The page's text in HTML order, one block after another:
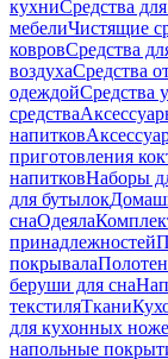
кухниСредства
мебелиЧистящие
ковровСредства
воздухаСредства
одеждойСредства
средства
напитков
приготовления
напитковНаборы
для бутылок
снаОдеяла
принадлежностей
покрывала
беруши для сна
текстиляТкани
для кухонных
напольные